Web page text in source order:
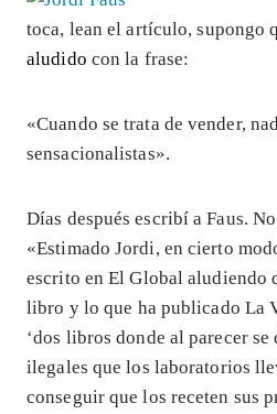
toca, lean el artículo, supongo
aludido con la frase:
«Cuando se trata de vender,
sensacionalistas».
Días después escribí a Faus.
«Estimado Jordi, en cierto
escrito en El Global aludiendo
libro y lo que ha publicado La
‘dos libros donde al parecer
ilegales que los laboratorios
conseguir que los receten sus